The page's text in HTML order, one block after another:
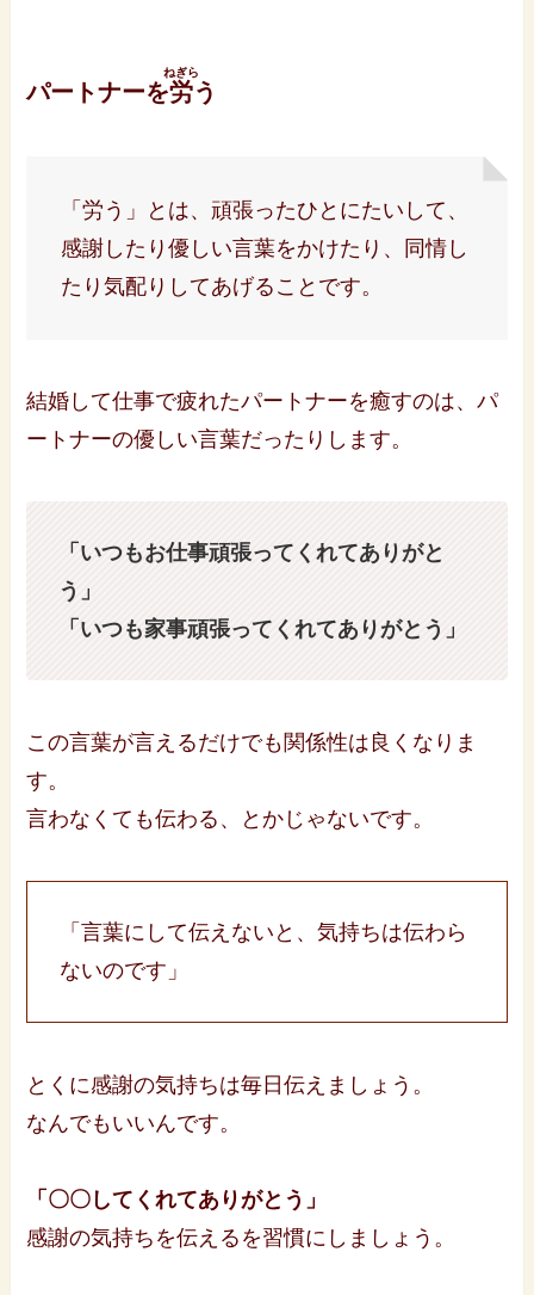
パートナーを労
ねぎら
う
「労う」とは、頑張ったひとにたいして、
感謝したり優しい言葉をかけたり、同情し
たり気配りしてあげることです。
結婚して仕事で疲れたパートナーを癒すのは、パ
ートナーの優しい言葉だったりします。
「いつもお仕事頑張ってくれてありがと
う」
「いつも家事頑張ってくれてありがとう」
この言葉が言えるだけでも関係性は良くなりま
す。
言わなくても伝わる、とかじゃないです。
「言葉にして伝えないと、気持ちは伝わら
ないのです」
とくに感謝の気持ちは毎日伝えましょう。
なんでもいいんです。
「〇〇してくれてありがとう」
感謝の気持ちを伝えるを習慣にしましょう。